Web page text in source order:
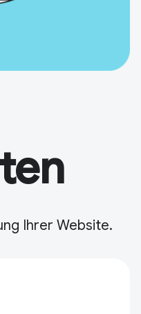
Ihrer Website.